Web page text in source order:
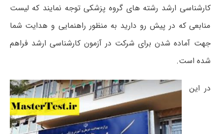
کارشناسی ارشد رشته های گروه پزشکی توجه نمایند که لیست
منابعی که در پیش رو دارید به منظور راهنمایی و هدایت شما
جهت آماده شدن برای شرکت در آزمون کارشناسی ارشد فراهم
شده است.
در این